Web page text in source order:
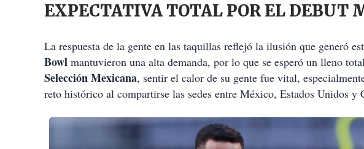
EXPECTATIVA TOTAL POR EL DEBUT
La respuesta de la gente en las taquillas reflejó la ilusión que generó
Bowl mantuvieron una alta demanda, por lo que se esperó un lleno
Selección Mexicana, sentir el calor de su gente fue vital,
reto histórico al compartirse las sedes entre México, Estados Unidos y